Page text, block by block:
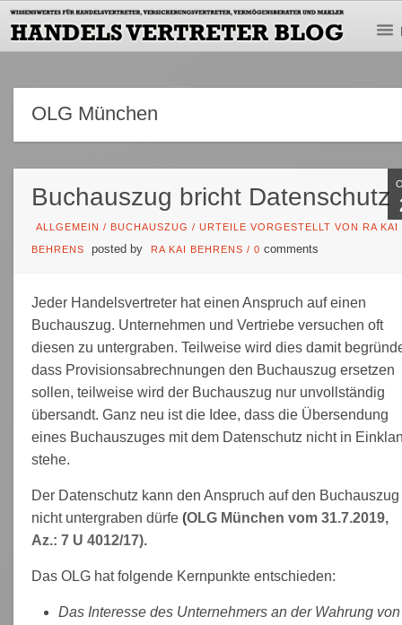
OLG München
Buchauszug bricht Datenschutz
ALLGEMEIN / BUCHAUSZUG / URTEILE VORGESTELLT VON RA KAI
BEHRENS posted by RA KAI BEHRENS / 0 comments
Jeder Handelsvertreter hat einen Anspruch auf einen
Buchauszug. Unternehmen und Vertriebe versuchen oft
diesen zu untergraben. Teilweise wird dies damit
dass Provisionsabrechnungen den Buchauszug ersetzen
sollen, teilweise wird der Buchauszug nur unvollständig
übersandt. Ganz neu ist die Idee, dass die Übersendung
eines Buchauszuges mit dem Datenschutz nicht in
stehe.
Der Datenschutz kann den Anspruch auf den Buchauszug
nicht untergraben dürfe (OLG München vom 31.7.2019,
Az.: 7 U 4012/17).
Das OLG hat folgende Kernpunkte entschieden:
Das Interesse des Unternehmers an der Wahrung von